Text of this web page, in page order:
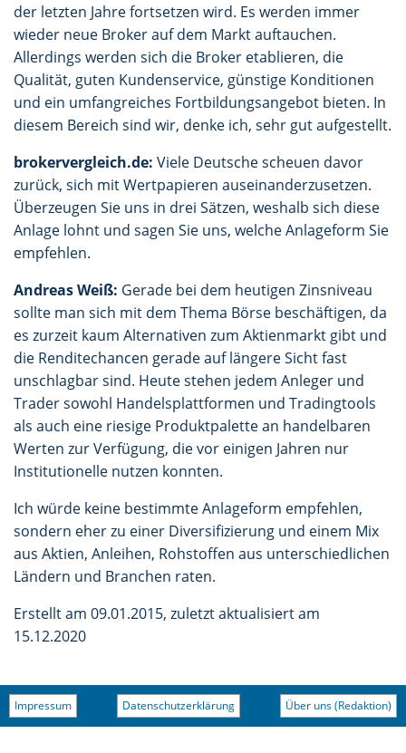
der letzten Jahre fortsetzen wird. Es werden immer
wieder neue Broker auf dem Markt auftauchen.
Allerdings werden sich die Broker etablieren, die
Qualität, guten Kundenservice, günstige Konditionen
und ein umfangreiches Fortbildungsangebot bieten. In
diesem Bereich sind wir, denke ich, sehr gut aufgestellt.
brokervergleich.de: Viele Deutsche scheuen davor
zurück, sich mit Wertpapieren auseinanderzusetzen.
Überzeugen Sie uns in drei Sätzen, weshalb sich diese
Anlage lohnt und sagen Sie uns, welche Anlageform Sie
empfehlen.
Andreas Weiß: Gerade bei dem heutigen Zinsniveau
sollte man sich mit dem Thema Börse beschäftigen, da
es zurzeit kaum Alternativen zum Aktienmarkt gibt und
die Renditechancen gerade auf längere Sicht fast
unschlagbar sind. Heute stehen jedem Anleger und
Trader sowohl Handelsplattformen und Tradingtools
als auch eine riesige Produktpalette an handelbaren
Werten zur Verfügung, die vor einigen Jahren nur
Institutionelle nutzen konnten.
Ich würde keine bestimmte Anlageform empfehlen,
sondern eher zu einer Diversifizierung und einem Mix
aus Aktien, Anleihen, Rohstoffen aus unterschiedlichen
Ländern und Branchen raten.
Erstellt am 09.01.2015, zuletzt aktualisiert am
15.12.2020
Impressum Datenschutzerklärung Über uns (Redaktion)